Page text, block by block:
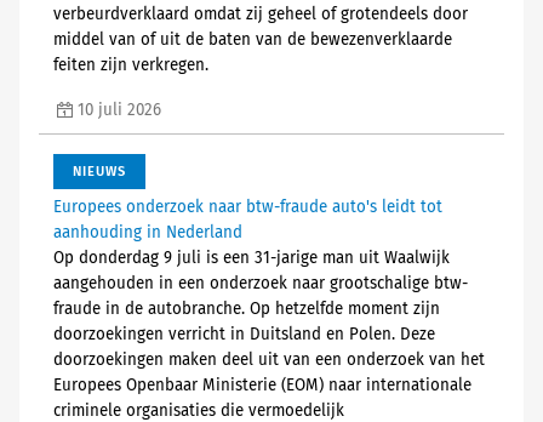
verbeurdverklaard omdat zij geheel of grotendeels door
middel van of uit de baten van de bewezenverklaarde
feiten zijn verkregen.
10 juli 2026
NIEUWS
Europees onderzoek naar btw-fraude auto's leidt tot
aanhouding in Nederland
Op donderdag 9 juli is een 31-jarige man uit Waalwijk
aangehouden in een onderzoek naar grootschalige btw-
fraude in de autobranche. Op hetzelfde moment zijn
doorzoekingen verricht in Duitsland en Polen. Deze
doorzoekingen maken deel uit van een onderzoek van het
Europees Openbaar Ministerie (EOM) naar internationale
criminele organisaties die vermoedelijk